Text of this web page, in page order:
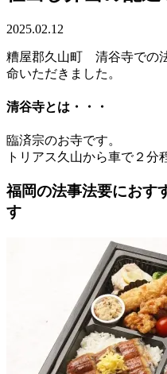
2025.02.12
糟屋郡久山町 清谷寺での
命いただきました。
清谷寺とは・・・
臨済宗のお寺です。
トリアス久山から車で２分
福岡の法事法要におす
す